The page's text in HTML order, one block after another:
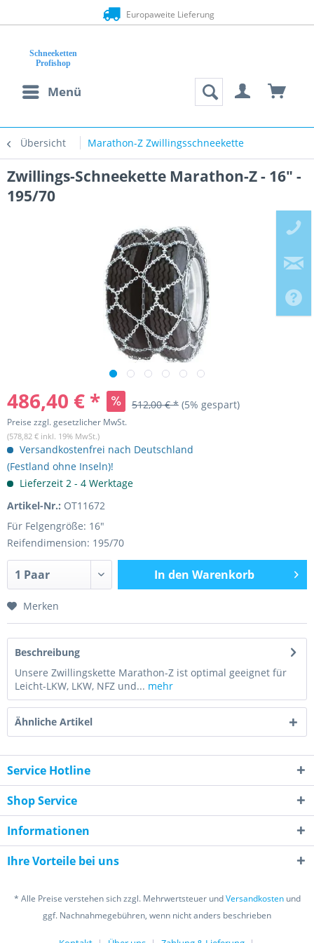
Europaweite Lieferung
Menü
Übersicht Marathon-Z Zwillingsschneekette
Zwillings-Schneekette Marathon-Z - 16" -
195/70
486,40 € * 512,00 € * (5% gespart)
Preise zzgl. gesetzlicher MwSt.
(578,82 € inkl. 19% MwSt.)
Versandkostenfrei nach Deutschland
(Festland ohne Inseln)!
Lieferzeit 2 - 4 Werktage
Artikel-Nr.: OT11672
Für Felgengröße: 16"
Reifendimension: 195/70
In den Warenkorb
Merken
Beschreibung
Unsere Zwillingskette Marathon-Z ist optimal geeignet für
Leicht-LKW, LKW, NFZ und... mehr
Ähnliche Artikel
Service Hotline
Shop Service
Informationen
Ihre Vorteile bei uns
* Alle Preise verstehen sich zzgl. Mehrwertsteuer undVersandkostenund
ggf. Nachnahmegebühren, wenn nicht anders beschrieben